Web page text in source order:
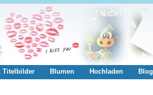
Titelbilder Blumen Hochladen Blog